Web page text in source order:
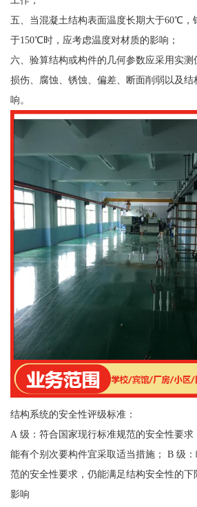
五、当混凝土结构表面温度长期大于60℃，
于150℃时，应考虑温度对材质的影响；
六、验算结构或构件的几何参数应采用实
损伤、腐蚀、锈蚀、偏差、断面削弱以及
响。
结构系统的安全性评级标准：
A 级：符合国家现行标准规范的安全性要
能有个别次要构件宜采取适当措施； B 级
范的安全性要求，仍能满足结构安全性的
影响